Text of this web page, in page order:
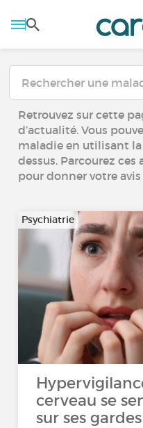
Retrouvez sur cette
d’actualité. Vous
maladie en utilisant
dessus. Parcourez
pour donner votre
Psychiatrie
cerveau se
sur ses gardes